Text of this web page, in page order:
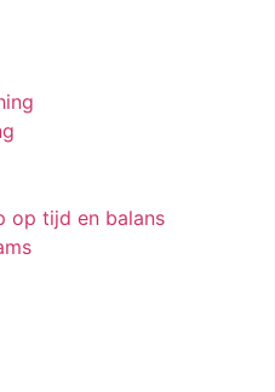
op tijd en balans